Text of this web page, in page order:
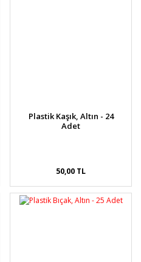
Plastik Kaşık, Altın - 24
Adet
50,00 TL